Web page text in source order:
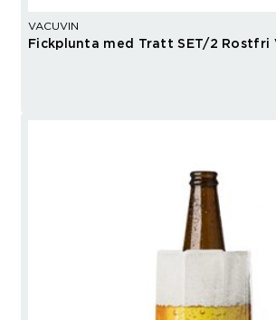
VACUVIN
Fickplunta med Tratt SET/2 Rostfri